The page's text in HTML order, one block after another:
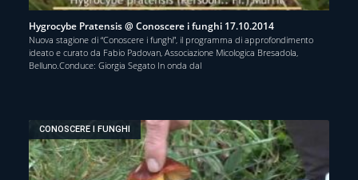
Hygrocybe Pratensis @ Conoscere i funghi 17.10.2014
Nuova stagione di “Conoscere i funghi”, il programma di approfondimento
ideato e curato da Fabio Padovan, Associazione Micologica Bresadola,
Belluno.Conduce: Giorgia Segato In onda dal
CONOSCERE I FUNGHI